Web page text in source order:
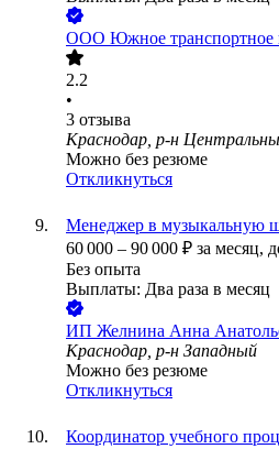
ООО Южное транспортное
2.2
•
3 отзыва
Краснодар, р-н
Можно без резюме
Откликнуться
Менеджер в музыкальную
60 000 – 90 000 ₽ за месяц,
Без опыта
Выплаты: Два раза в месяц
ИП Желнина Анна
Краснодар, р-н Западный
Можно без резюме
Откликнуться
Координатор учебного